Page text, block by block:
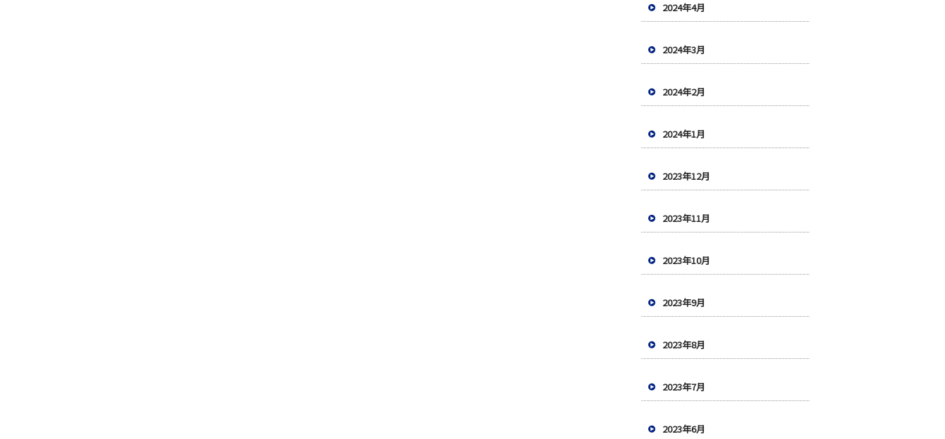
2024年4月
2024年3月
2024年2月
2024年1月
2023年12月
2023年11月
2023年10月
2023年9月
2023年8月
2023年7月
2023年6月